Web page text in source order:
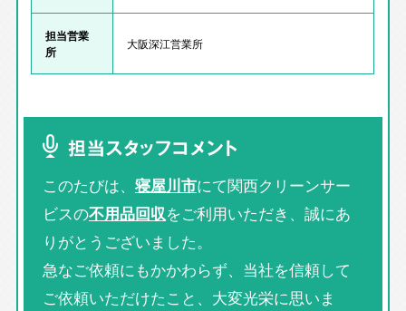
担当営業
所
大阪深江営業所
担当スタッフコメント
このたびは、寝屋川市にて関西クリーンサー
ビスの不用品回収をご利用いただき、誠にあ
りがとうございました。
急なご依頼にもかかわらず、当社を信頼して
ご依頼いただけたこと、大変光栄に思いま